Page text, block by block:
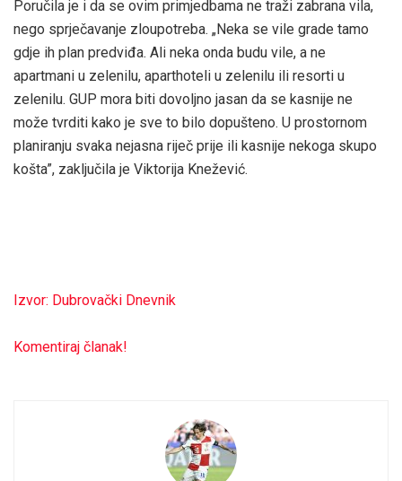
Poručila je i da se ovim primjedbama ne traži zabrana vila,
nego sprječavanje zloupotreba. „Neka se vile grade tamo
gdje ih plan predviđa. Ali neka onda budu vile, a ne
apartmani u zelenilu, aparthoteli u zelenilu ili resorti u
zelenilu. GUP mora biti dovoljno jasan da se kasnije ne
može tvrditi kako je sve to bilo dopušteno. U prostornom
planiranju svaka nejasna riječ prije ili kasnije nekoga skupo
košta”, zaključila je Viktorija Knežević.
Izvor: Dubrovački Dnevnik
Komentiraj članak!